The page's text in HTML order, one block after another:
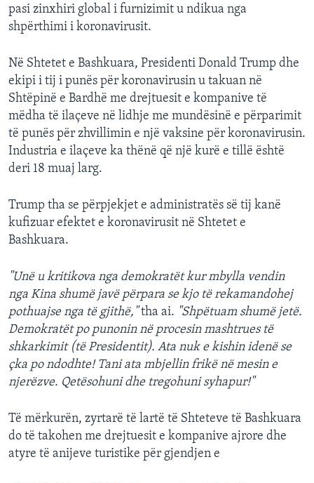
pasi zinxhiri global i furnizimit u ndikua nga
shpërthimi i koronavirusit.
Në Shtetet e Bashkuara, Presidenti Donald Trump dhe
ekipi i tij i punës për koronavirusin u takuan në
Shtëpinë e Bardhë me drejtuesit e kompanive të
mëdha të ilaçeve në lidhje me mundësinë e përparimit
të punës për zhvillimin e një vaksine për koronavirusin.
Industria e ilaçeve ka thënë që një kurë e tillë është
deri 18 muaj larg.
Trump tha se përpjekjet e administratës së tij kanë
kufizuar efektet e koronavirusit në Shtetet e
Bashkuara.
"Unë u kritikova nga demokratët kur mbylla vendin
nga Kina shumë javë përpara se kjo të rekamandohej
pothuajse nga të gjithë,"tha ai. "Shpëtuam shumë jetë.
Demokratët po punonin në procesin mashtrues të
shkarkimit (të Presidentit). Ata nuk e kishin idenë se
çka po ndodhte! Tani ata mbjellin frikë në mesin e
njerëzve. Qetësohuni dhe tregohuni syhapur!"
Të mërkurën, zyrtarë të lartë të Shteteve të Bashkuara
do të takohen me drejtuesit e kompanive ajrore dhe
atyre të anijeve turistike për gjendjen e